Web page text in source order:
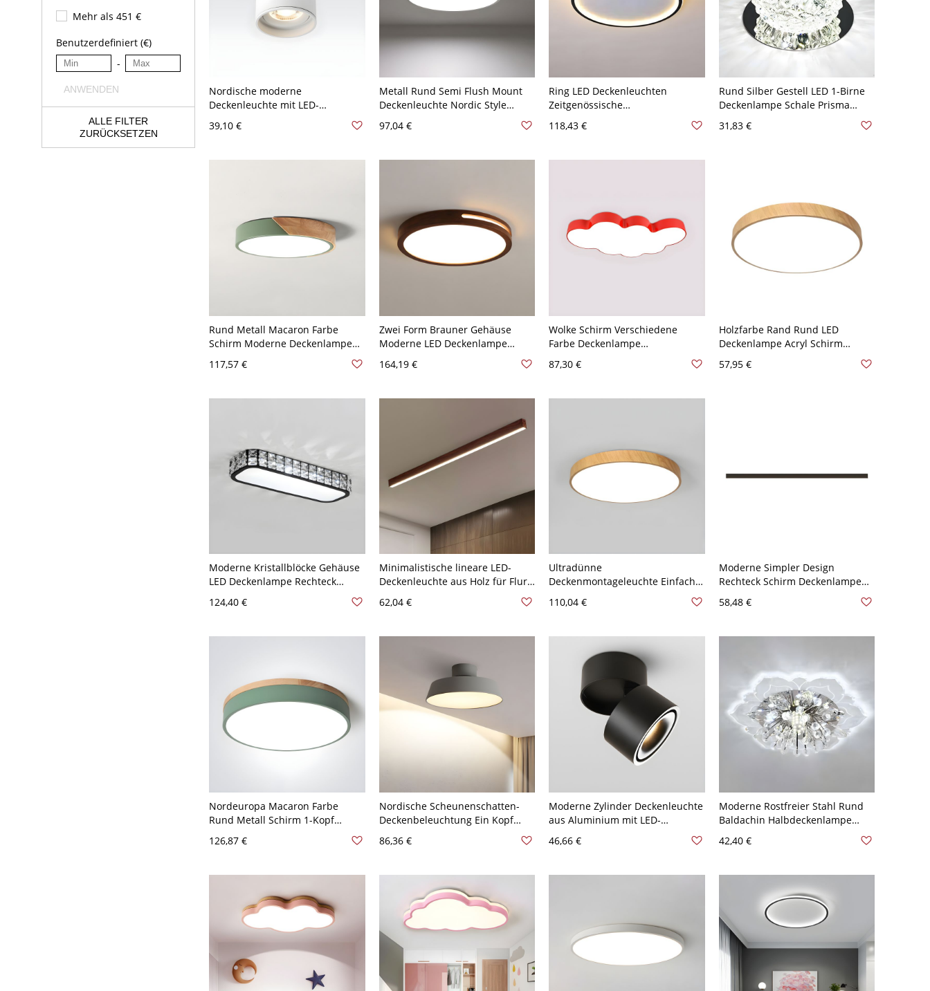
Mehr als 451 €
Benutzerdefiniert (€)
-
ANWENDEN
ALLE FILTER
ZURÜCKSETZEN
Nordische moderne
Deckenleuchte mit LED-
Warm 5 Watt
39,10 €
Metall Rund Semi Flush Mount
Deckenleuchte Nordic Style
Schlafzimmer Semi Flush Mount
Deckenleuchte - Weiß 110V-120V
97,04 €
Ring LED Deckenleuchten
Zeitgenössische
Wohnzimmer - 110V-120V
118,43 €
Rund Silber Gestell LED 1-Birne
Deckenlampe Schale Prisma
Deckenleuchte - Silber 110V-120V
31,83 €
Rund Metall Macaron Farbe
Schirm Moderne Deckenlampe
Deckenleuchte - Grün 110V-120V
117,57 €
Zwei Form Brauner Gehäuse
Moderne LED Deckenlampe
Deckenleuchte - Dunkelbraun
164,19 €
Wolke Schirm Verschiedene
Farbe Deckenlampe
Deckenleuchte - Rot 110V-120V
87,30 €
Holzfarbe Rand Rund LED
Deckenlampe Acryl Schirm
Deckenleuchte - Holz 110V-120V
57,95 €
Moderne Kristallblöcke Gehäuse
LED Deckenlampe Rechteck
Schirm 1-Licht Deckenleuchte -
Schwarz 110V-120V 38,1 cm
124,40 €
Minimalistische lineare LED-
Deckenleuchte aus Holz für Flur -
Walnuss Farbe 110V-120V 60,96
cm Weißlicht
62,04 €
Ultradünne
Deckenmontageleuchte Einfache
Wohnzimmer - 110V-120V
110,04 €
Moderne Simpler Design
Rechteck Schirm Deckenlampe
Licht Deckenleuchte - Schwarz
58,48 €
Nordeuropa Macaron Farbe
Rund Metall Schirm 1-Kopf
Deckenleuchte - Grün 110V-120V
126,87 €
Nordische Scheunenschatten-
Deckenbeleuchtung Ein Kopf
Halbflächenlicht für
86,36 €
Moderne Zylinder Deckenleuchte
aus Aluminium mit LED-
Schwarz 110V-120V Warm
46,66 €
Moderne Rostfreier Stahl Rund
Baldachin Halbdeckenlampe
Blume Form Kristall Dekor LED 1-
Birne Deckenleuchte -
42,40 €